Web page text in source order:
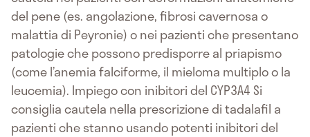
del pene (es. angolazione, fibrosi cavernosa o
malattia di Peyronie) o nei pazienti che presentano
patologie che possono predisporre al priapismo
(come l’anemia falciforme, il mieloma multiplo o la
leucemia). Impiego con inibitori del CYP3A4 Si
consiglia cautela nella prescrizione di tadalafil a
pazienti che stanno usando potenti inibitori del